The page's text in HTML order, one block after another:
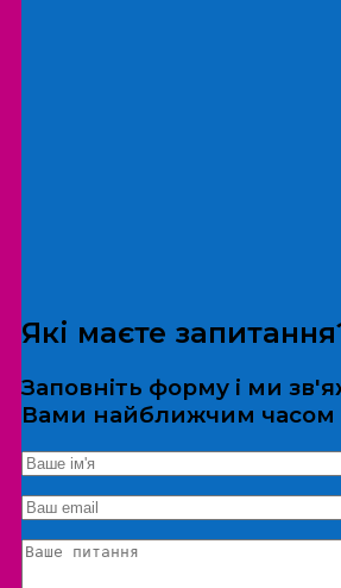
*Дані не передаються
Екскурсія/локація
Які маєте
Заповніть форму і ми
Вами найближчим часом